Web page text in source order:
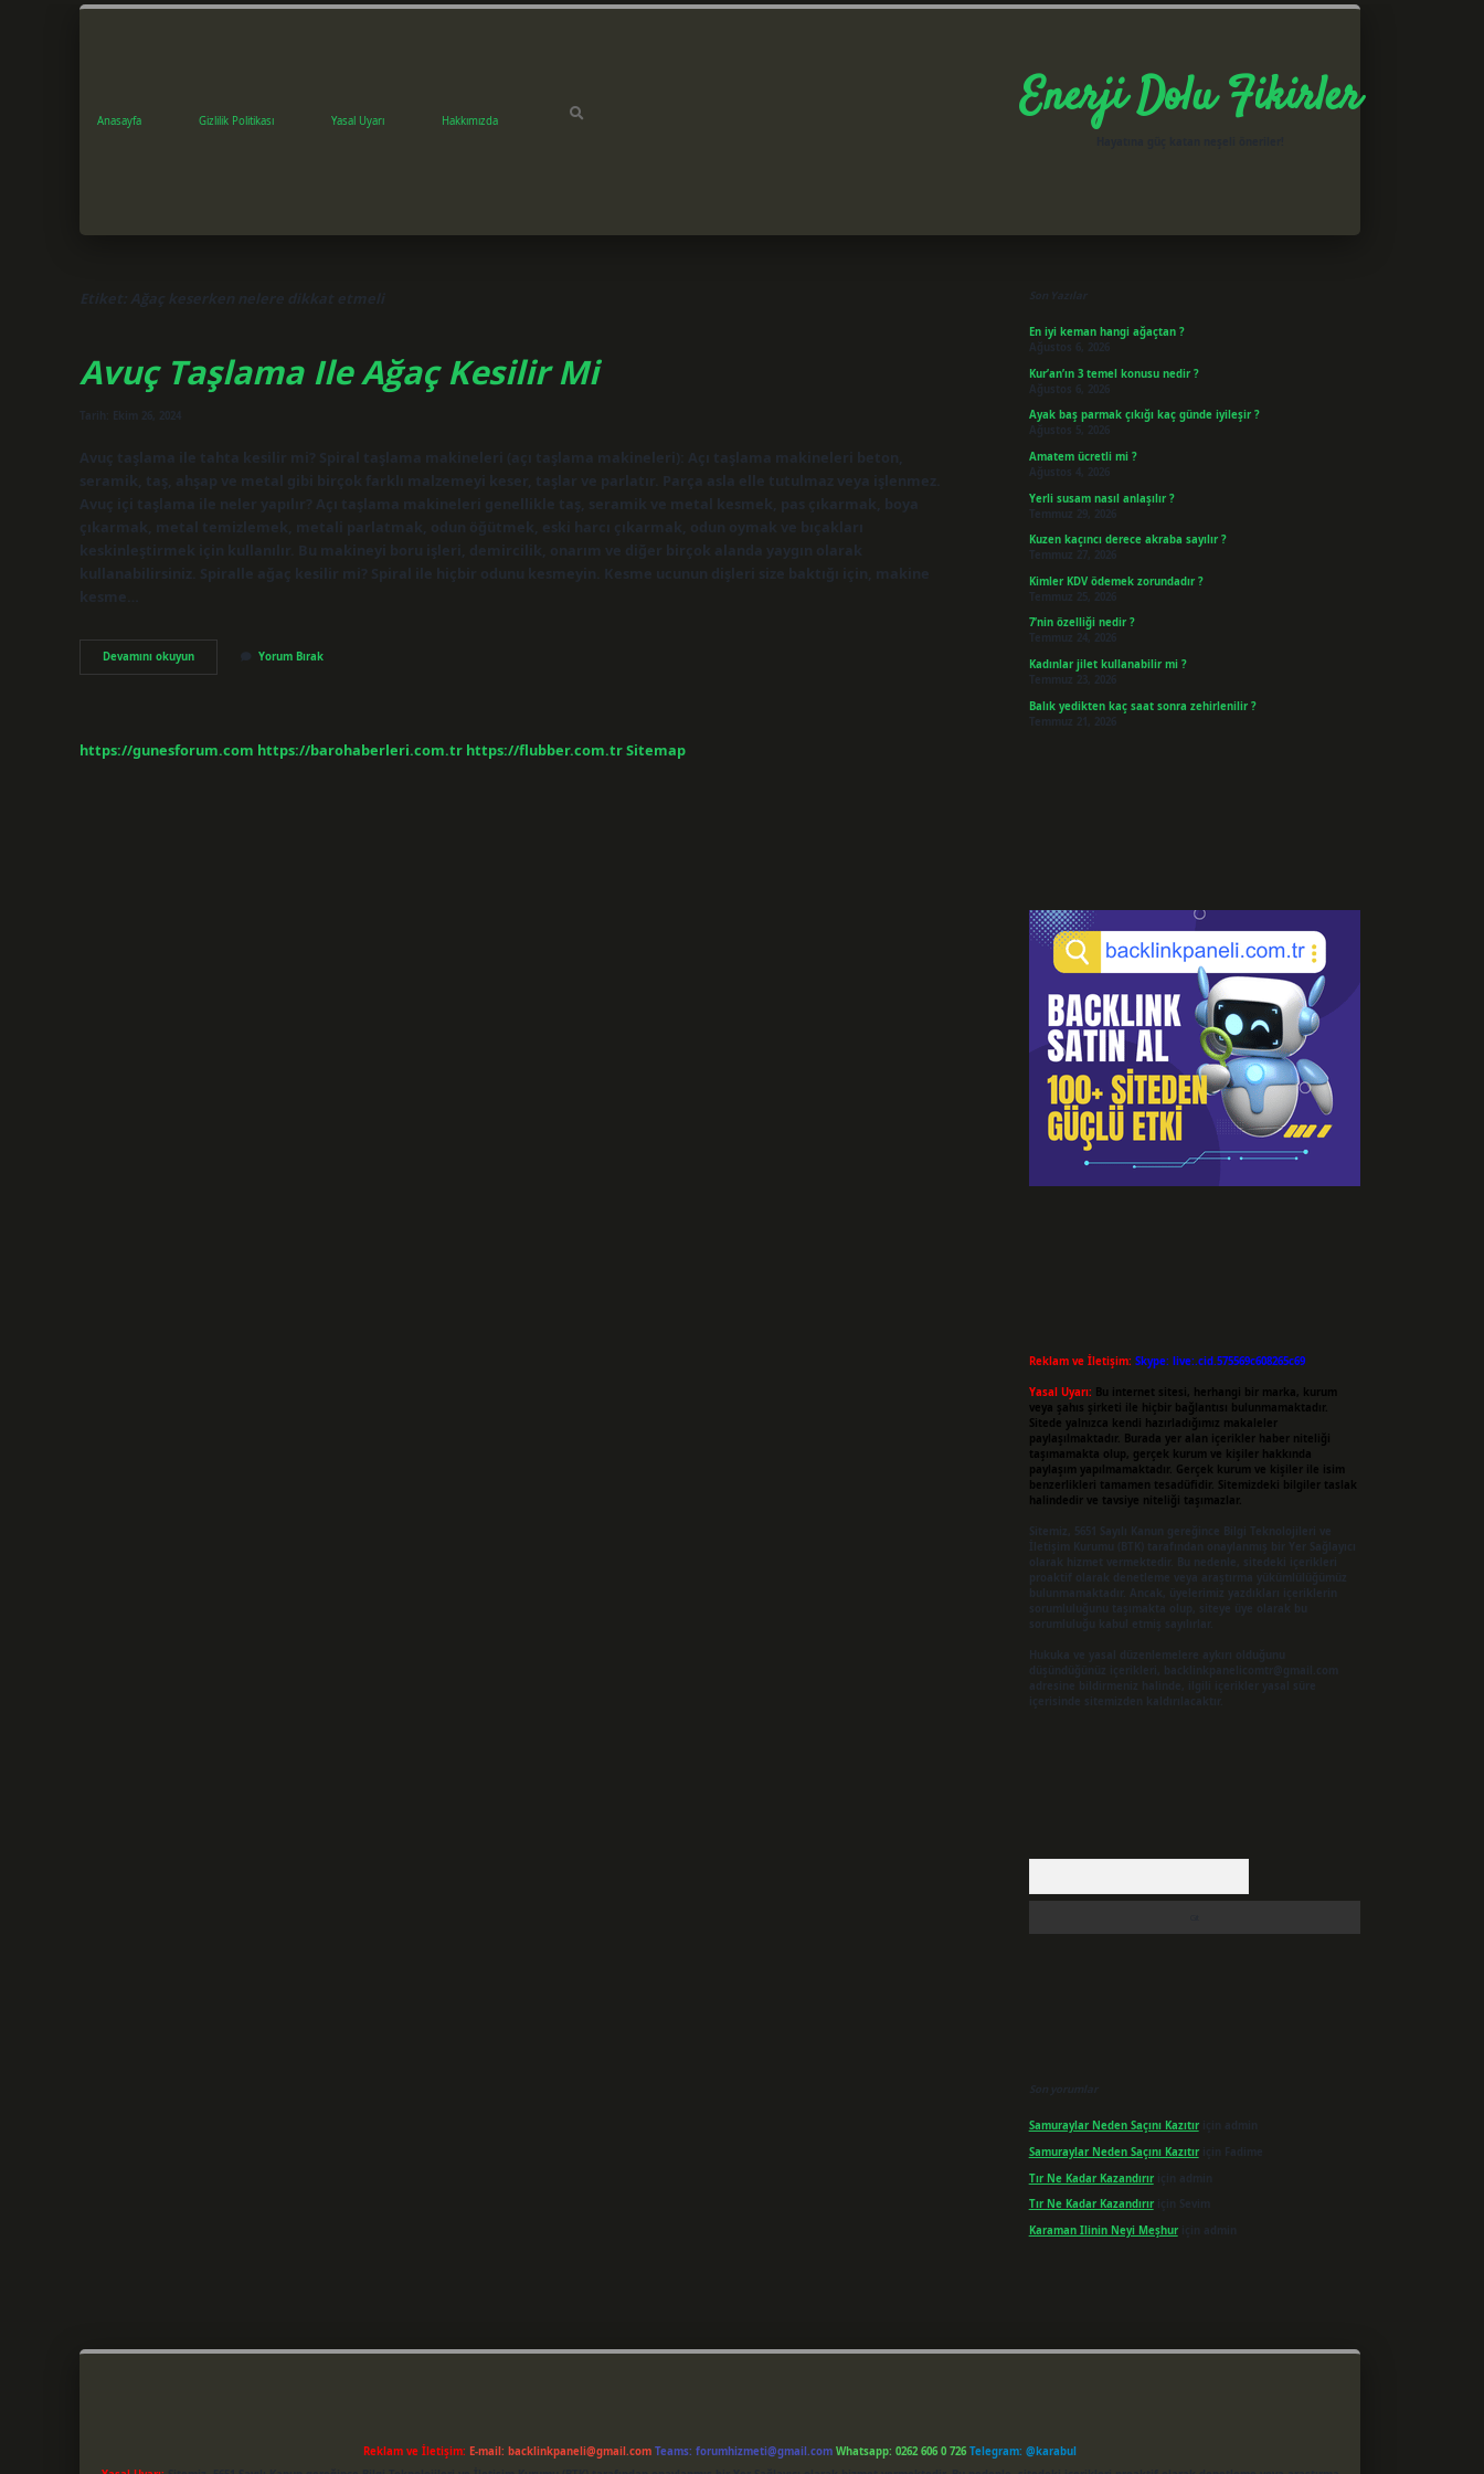
Anasayfa Gizlilik Politikası Yasal Uyarı Hakkımızda Enerji Dolu Fikirler
Etiket: Ağaç keserken nelere dikkat etmeli
Avuç Taşlama Ile Ağaç Kesilir Mi
Tarih: Ekim 26, 2024
Avuç taşlama ile tahta kesilir mi? Spiral taşlama makineleri (açı taşlama makineleri): Açı taşlama makineleri beton,
seramik, taş, ahşap ve metal gibi birçok farklı malzemeyi keser, taşlar ve parlatır. Parça asla elle tutulmaz veya işlenmez.
Avuç içi taşlama ile neler yapılır? Açı taşlama makineleri genellikle taş, seramik ve metal kesmek, pas çıkarmak, boya
çıkarmak, metal temizlemek, metali parlatmak, odun öğütmek, eski harcı çıkarmak, odun oymak ve bıçakları
keskinleştirmek için kullanılır. Bu makineyi boru işleri, demircilik, onarım ve diğer birçok alanda yaygın olarak
kullanabilirsiniz. Spiralle ağaç kesilir mi? Spiral ile hiçbir odunu kesmeyin. Kesme ucunun dişleri size baktığı için, makine
kesme…
Devamını okuyunAvuç
Taşlama
Yorum Bırak
https://gunesforum.com https://barohaberleri.com.tr https://flubber.com.trSitemap
Son Yazılar
En iyi keman hangi ağaçtan ?
Ağustos 6, 2026
Kur’an’ın 3 temel konusu nedir ?
Ağustos 6, 2026
Ayak baş parmak çıkığı kaç günde iyileşir ?
Ağustos 5, 2026
Amatem ücretli mi ?
Ağustos 4, 2026
Yerli susam nasıl anlaşılır ?
Temmuz 29, 2026
Kuzen kaçıncı derece akraba sayılır ?
Temmuz 27, 2026
Kimler KDV ödemek zorundadır ?
Temmuz 25, 2026
7’nin özelliği nedir ?
Temmuz 24, 2026
Kadınlar jilet kullanabilir mi ?
Temmuz 23, 2026
Balık yedikten kaç saat sonra zehirlenilir ?
Temmuz 21, 2026
Reklam ve İletişim: Skype: live:.cid.575569c608265c69
Yasal Uyarı: Bu internet sitesi, herhangi bir marka, kurum
veya şahıs şirketi ile hiçbir bağlantısı bulunmamaktadır.
Sitede yalnızca kendi hazırladığımız makaleler
paylaşılmaktadır. Burada yer alan içerikler haber niteliği
taşımamakta olup, gerçek kurum ve kişiler hakkında
paylaşım yapılmamaktadır. Gerçek kurum ve kişiler ile isim
benzerlikleri tamamen tesadüfidir. Sitemizdeki bilgiler taslak
halindedir ve tavsiye niteliği taşımazlar.
Sitemiz, 5651 Sayılı Kanun gereğince Bilgi Teknolojileri ve
İletişim Kurumu (BTK) tarafından onaylanmış bir Yer Sağlayıcı
olarak hizmet vermektedir. Bu nedenle, sitedeki içerikleri
proaktif olarak denetleme veya araştırma yükümlülüğümüz
bulunmamaktadır. Ancak, üyelerimiz yazdıkları içeriklerin
sorumluluğunu taşımakta olup, siteye üye olarak bu
sorumluluğu kabul etmiş sayılırlar.
Hukuka ve yasal düzenlemelere aykırı olduğunu
düşündüğünüz içerikleri,
backlinkpanelicomtr@gmail.com
adresine bildirmeniz halinde, ilgili içerikler yasal süre
içerisinde sitemizden kaldırılacaktır.
Son yorumlar
Samuraylar Neden Saçını Kazıtıriçin admin
Samuraylar Neden Saçını Kazıtıriçin Fadime
Tır Ne Kadar Kazandırıriçin admin
Tır Ne Kadar Kazandırıriçin Sevim
Karaman Ilinin Neyi Meşhuriçin admin
Reklam ve İletişim: E-mail: backlinkpaneli@gmail.com Teams: forumhizmeti@gmail.com Whatsapp: 0262 606 0 726 Telegram: @karabul